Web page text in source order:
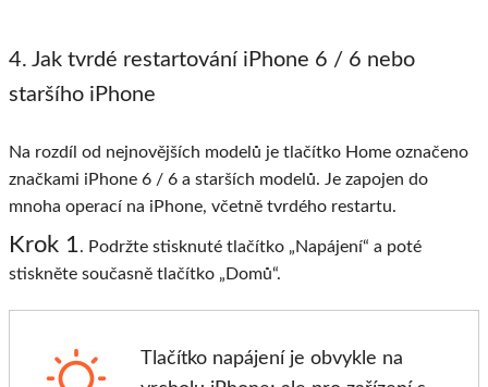
4. Jak tvrdé restartování iPhone 6 / 6 nebo
staršího iPhone
Na rozdíl od nejnovějších modelů je tlačítko Home označeno
značkami iPhone 6 / 6 a starších modelů. Je zapojen do
mnoha operací na iPhone, včetně tvrdého restartu.
Krok 1. Podržte stisknuté tlačítko „Napájení“ a poté
stiskněte současně tlačítko „Domů“.
Tlačítko napájení je obvykle na